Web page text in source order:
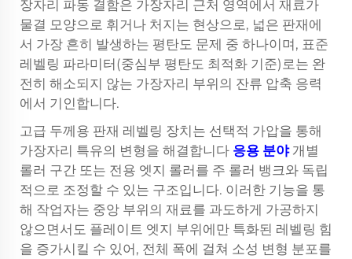
장자리 파동 결함은 가장자리 근처 영역에서 재료가
물결 모양으로 휘거나 처지는 현상으로, 넓은 판재에
서 가장 흔히 발생하는 평탄도 문제 중 하나이며, 표준
레벨링 파라미터(중심부 평탄도 최적화 기준)로는 완
전히 해소되지 않는 가장자리 부위의 잔류 압축 응력
에서 기인합니다.
고급 두께용 판재 레벨링 장치는 선택적 가압을 통해
가장자리 특유의 변형을 해결합니다 응용 분야 개별
롤러 구간 또는 전용 엣지 롤러를 주 롤러 뱅크와 독립
적으로 조정할 수 있는 구조입니다. 이러한 기능을 통
해 작업자는 중앙 부위의 재료를 과도하게 가공하지
않으면서도 플레이트 엣지 부위에만 특화된 레벨링 힘
을 증가시킬 수 있어, 전체 폭에 걸쳐 소성 변형 분포를